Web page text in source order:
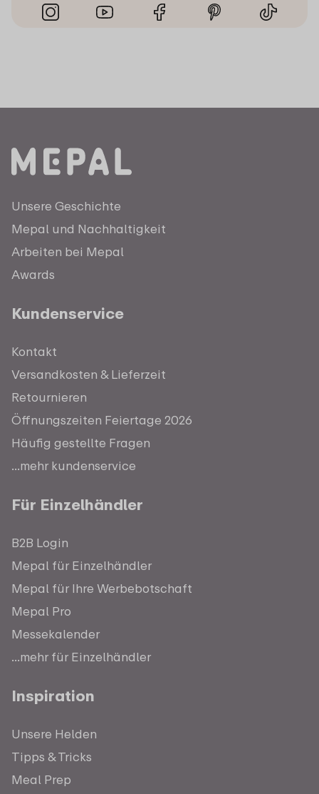
Unsere Geschichte
Mepal und Nachhaltigkeit
Arbeiten bei Mepal
Awards
Kundenservice
Kontakt
Versandkosten & Lieferzeit
Retournieren
Öffnungszeiten Feiertage 2026
Häufig gestellte Fragen
...mehr kundenservice
Für Einzelhändler
B2B Login
Mepal für Einzelhändler
Mepal für Ihre Werbebotschaft
Mepal Pro
Messekalender
...mehr für Einzelhändler
Inspiration
Unsere Helden
Tipps & Tricks
Meal Prep